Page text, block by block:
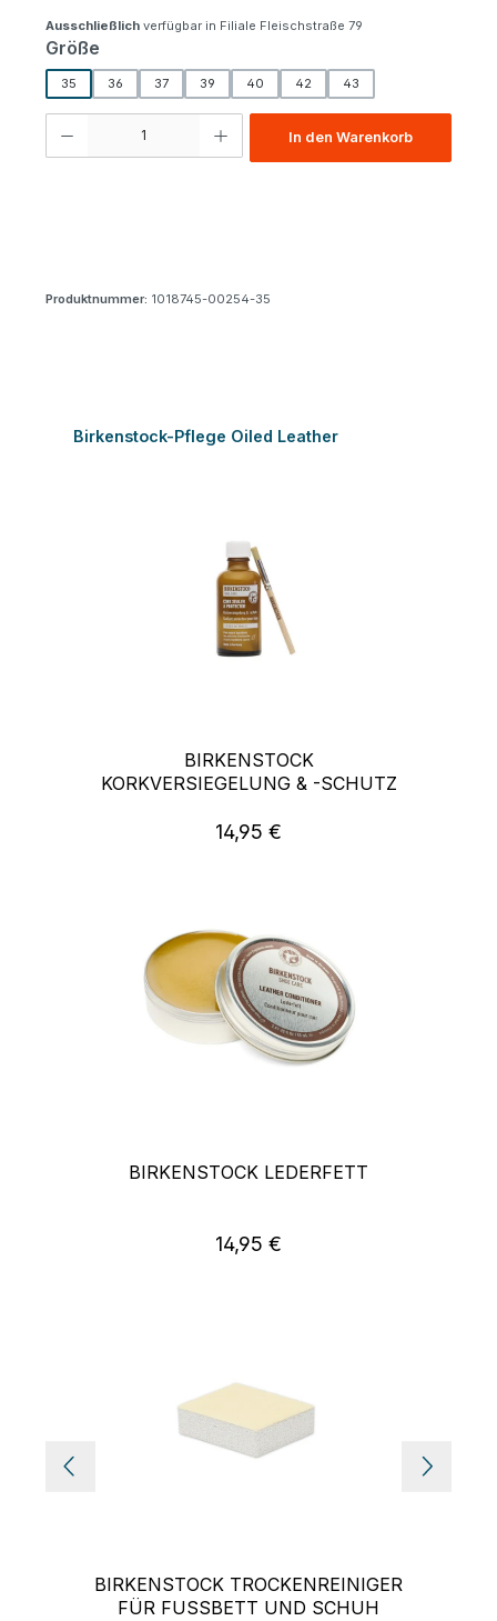
Ausschließlich verfügbar in Filiale Fleischstraße 79
Größe
35 36 37 39 40 42 43
Produkt Anzahl: Gib den gewünschten Wert ein oder benutze die
In den Warenkorb
Produktnummer: 1018745-00254-35
Produktgalerie überspringen
Birkenstock-Pflege Oiled Leather
BIRKENSTOCK
KORKVERSIEGELUNG & -SCHUTZ
Regulärer Preis:
14,95 €
BIRKENSTOCK LEDERFETT
Regulärer Preis:
14,95 €
BIRKENSTOCK TROCKENREINIGER
FÜR FUSSBETT UND SCHUH